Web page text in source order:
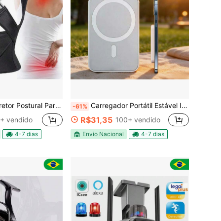
Coluna Cervical Alinha Postura
vendido
4-7 dias
-61% Carregador Portátil Estável Indução 3000mAh 5000mAh 10000mah Sem Fio
R$31,35 100+ vendido
Envio Nacional 4-7 dias